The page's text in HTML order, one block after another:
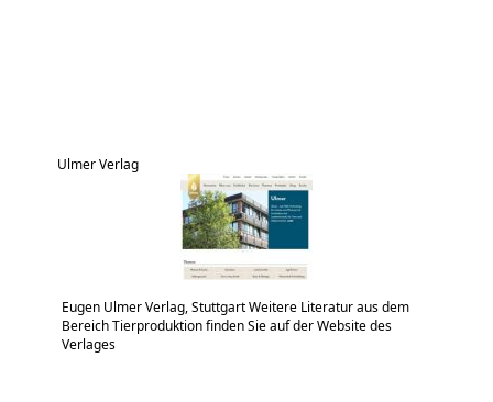
Ulmer Verlag
Eugen Ulmer Verlag, Stuttgart Weitere Literatur aus dem
Bereich Tierproduktion finden Sie auf der Website des
Verlages